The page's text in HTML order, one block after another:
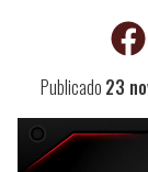
Publicado 23